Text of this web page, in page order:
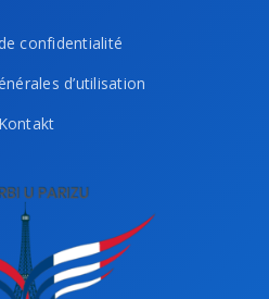
confidentialité
d’utilisation
Kontakt